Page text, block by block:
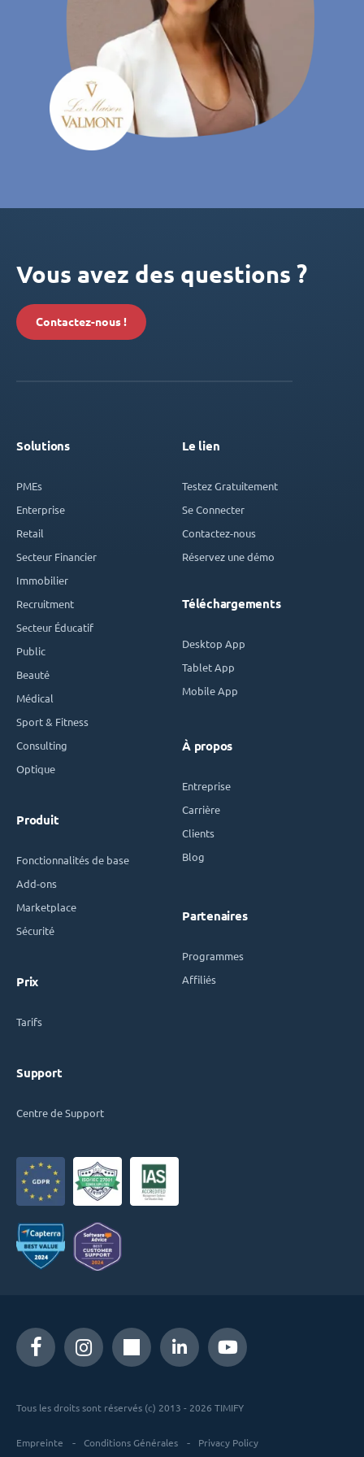
Vous avez des questions ?
Contactez-nous !
Solutions
PMEs
Enterprise
Retail
Secteur Financier
Immobilier
Recruitment
Secteur Éducatif
Public
Beauté
Médical
Sport & Fitness
Consulting
Optique
Produit
Fonctionnalités de base
Add-ons
Marketplace
Sécurité
Prix
Tarifs
Support
Centre de Support
Le lien
Testez Gratuitement
Se Connecter
Contactez-nous
Réservez une démo
Téléchargements
Desktop App
Tablet App
Mobile App
À propos
Entreprise
Carrière
Clients
Blog
Partenaires
Programmes
Affiliés
Tous les droits sont réservés (c) 2013 - 2026 TIMIFY
Empreinte Conditions Générales Privacy Policy